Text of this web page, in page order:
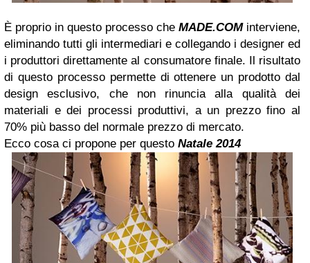
È proprio in questo processo che MADE.COMinterviene,
eliminando tutti gli intermediari e collegando i designer ed
i produttori direttamente al consumatore finale. Il risultato
di questo processo permette di ottenere un prodotto dal
design esclusivo, che non rinuncia alla qualità dei
materiali e dei processi produttivi, a un prezzo fino al
70% più basso del normale prezzo di mercato.
Ecco cosa ci propone per questo Natale 2014